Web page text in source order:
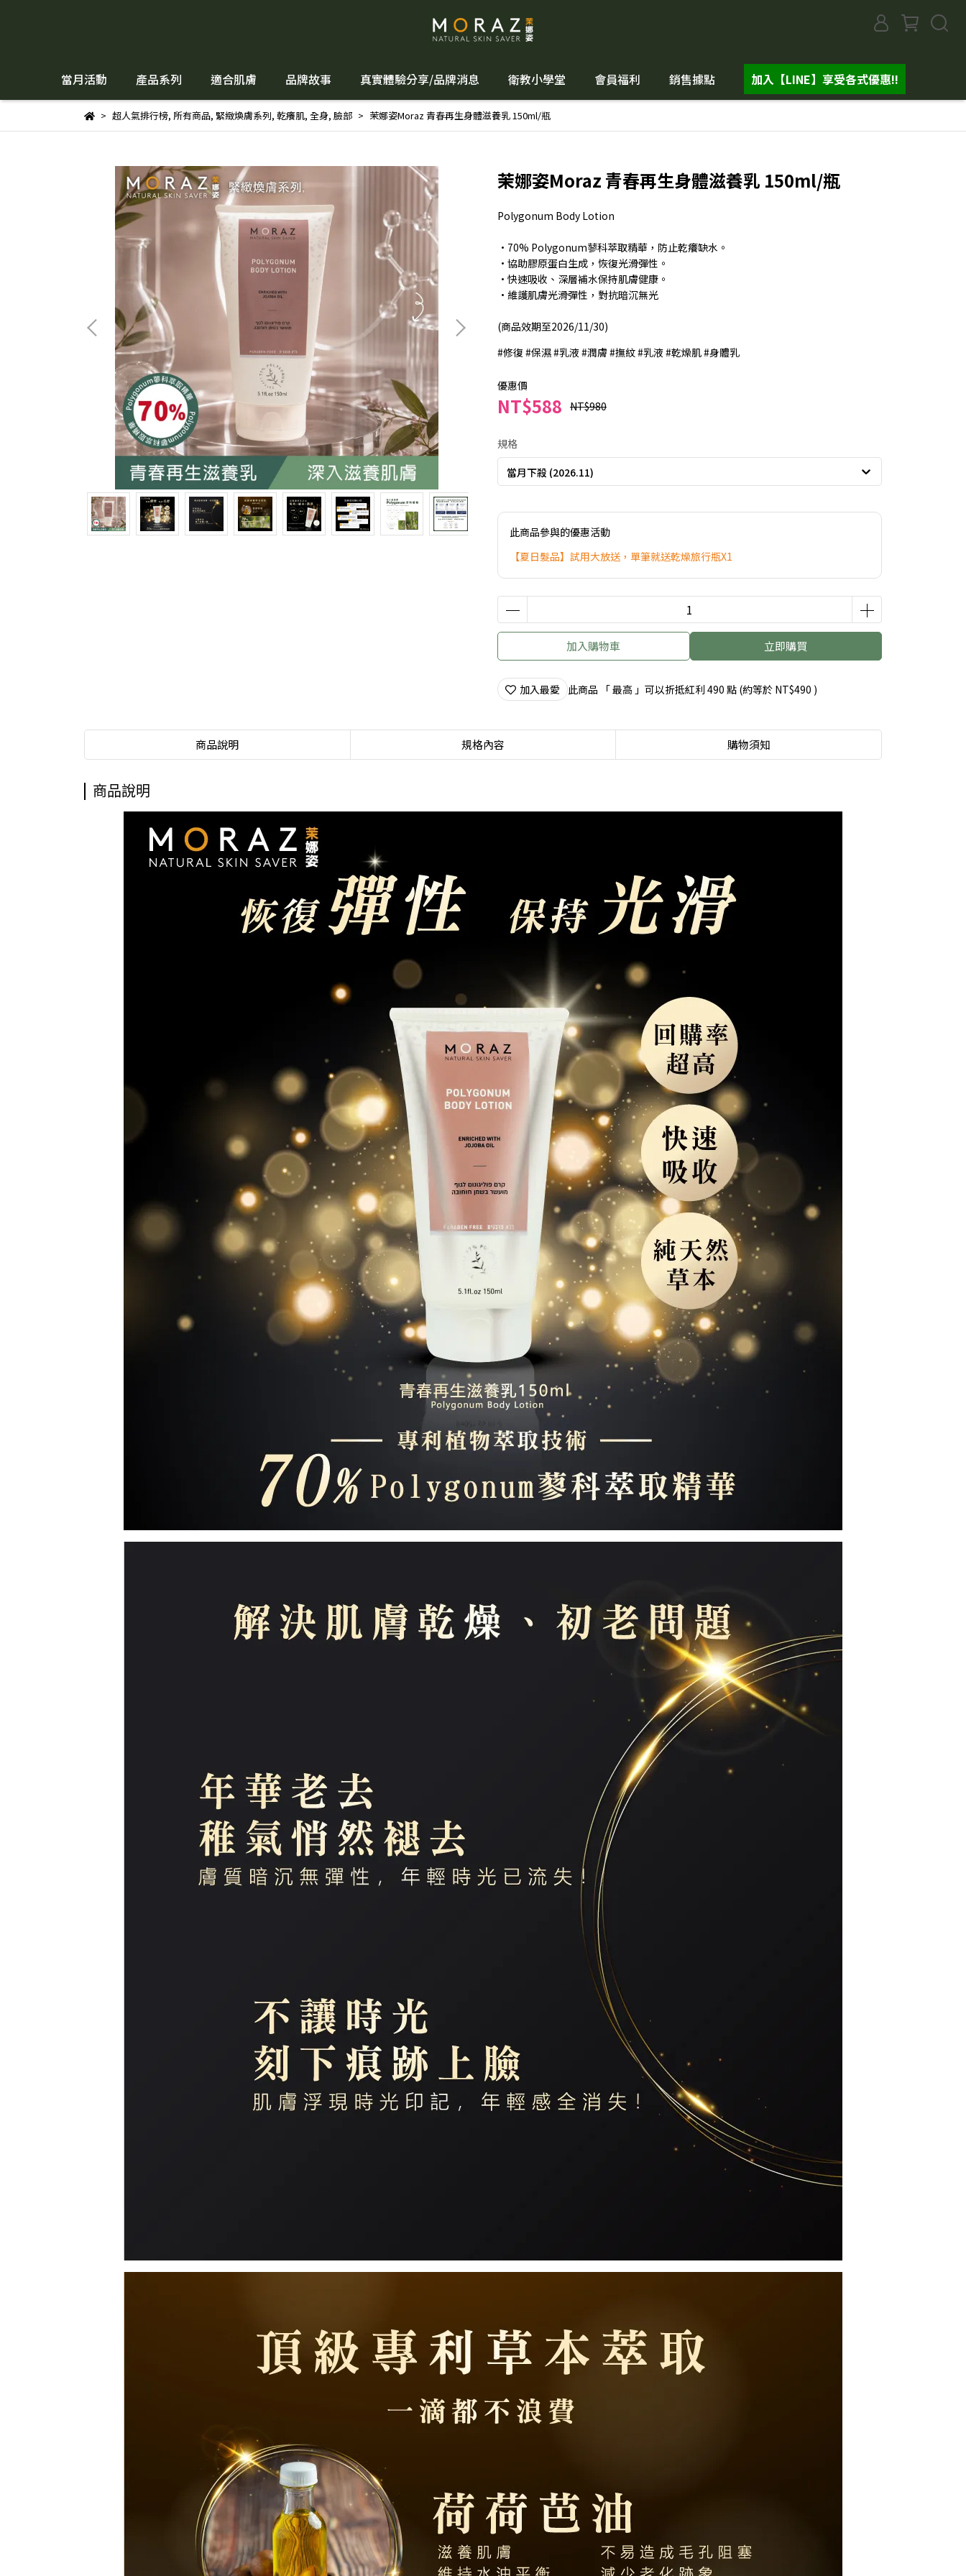
當月活動 產品系列 適合肌膚 品牌故事 真實體驗分享/品牌消息 衛教小學堂 會員福利 銷售據點 加入【LINE】享受各式優惠!!
超人氣排行榜, 所有商品, 緊緻煥膚系列, 乾癢肌, 全身, 臉部 茉娜姿Moraz 青春再生身體滋養乳 150ml/瓶
茉娜姿Moraz 青春再生身體滋養乳 150ml/瓶
Polygonum Body Lotion
·70% Polygonum蓼科萃取精華，防止乾癢缺水。
·協助膠原蛋白生成，恢復光滑彈性。
·快速吸收、深層補水保持肌膚健康。
·維護肌膚光滑彈性，對抗暗沉無光
(商品效期至2026/11/30)
#修復 #保濕 #乳液 #潤膚 #撫紋 #乳液 #乾燥肌 #身體乳
優惠價
NT$588 NT$980
規格
此商品參與的優惠活動
【夏日髮品】試用大放送，單筆就送乾燥旅行瓶X1
加入購物車 立即購買
加入最愛 此商品 「 最高 」可以折抵紅利 490 點 (約等於 NT$490 )
商品說明 規格內容 購物須知
商品說明